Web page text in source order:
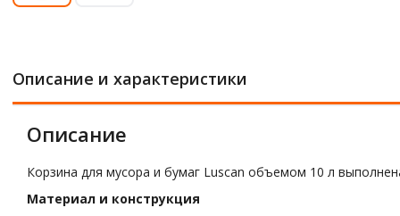
Описание и характеристики
Описание
Корзина для мусора и бумаг Luscan объемом 10 л
Материал и конструкция